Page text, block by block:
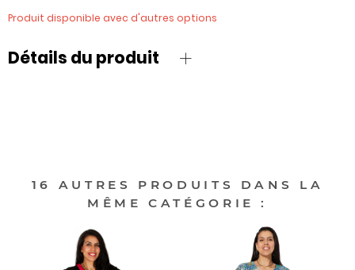
Produit disponible avec d'autres options
Détails du produit
16 AUTRES PRODUITS DANS LA
MÊME CATÉGORIE :